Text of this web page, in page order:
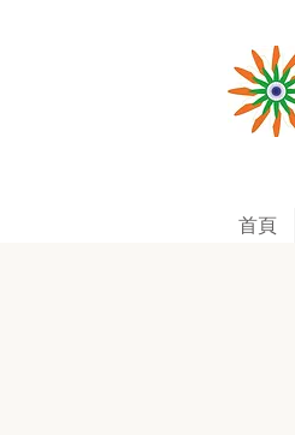
首頁